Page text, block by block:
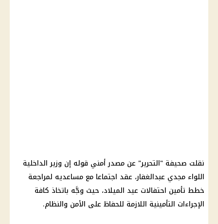
نقلت صحيفة "التحرير" عن مصدر أمني قوله إن وزير الداخلية
اللواء مجدي عبدالغفار، عقد اجتماعا مع مساعديه لمراجعة
خطط تأمين احتفالات عيد الميلاد، حيث وجَّه باتخاذ كافة
الإجراءات التأمينية اللازمة للحفاظ على الأمن والنظام.